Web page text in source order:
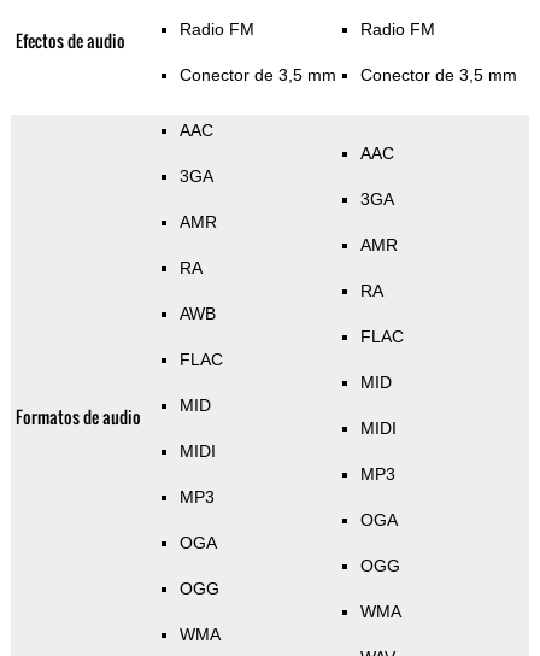
Efectos de audio Radio FM
Conector de 3,5 mm
Radio FM
Conector de 3,5 mm
Formatos de audio
AAC
3GA
AMR
RA
AWB
FLAC
MID
MIDI
MP3
OGA
OGG
WMA
AAC
3GA
AMR
RA
FLAC
MID
MIDI
MP3
OGA
OGG
WMA